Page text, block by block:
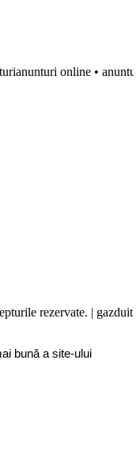
online •
rezervate. | gazduit
bună a site-ului